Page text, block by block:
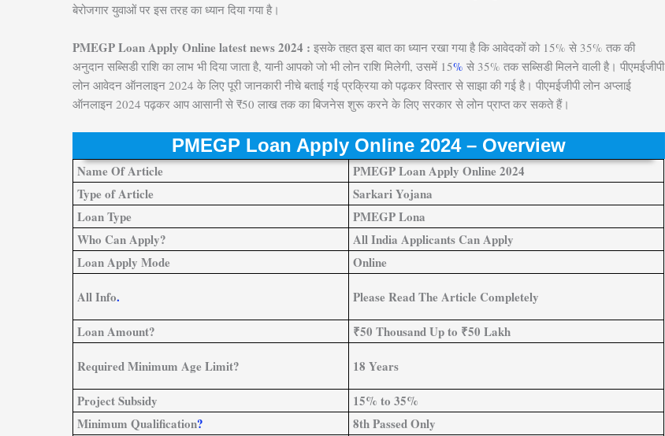
बेरोजगार युवाओं पर इस तरह का ध्यान दिया गया है।
PMEGP Loan Apply Online latest news 2024 : इसके तहत इस बात का ध्यान रखा गया है कि आवेदकों को 15% से 35% तक की
अनुदान सब्सिडी राशि का लाभ भी दिया जाता है, यानी आपको जो भी लोन राशि मिलेगी, उसमें 15% से 35% तक सब्सिडी मिलने वाली है। पीएमईजीपी
लोन आवेदन ऑनलाइन 2024 के लिए पूरी जानकारी नीचे बताई गई प्रक्रिया को पढ़कर विस्तार से साझा की गई है। पीएमईजीपी लोन अप्लाई
ऑनलाइन 2024 पढ़कर आप आसानी से ₹50 लाख तक का बिजनेस शुरू करने के लिए सरकार से लोन प्राप्त कर सकते हैं।
PMEGP Loan Apply Online 2024 – Overview
Name Of Article
PMEGP Loan Apply Online 2024
Type of Article
Sarkari Yojana
Loan Type
PMEGP Lona
Who Can Apply?
All India Applicants Can Apply
Loan Apply Mode
Online
All Info.
Please Read The Article Completely
Loan Amount?
₹50 Thousand Up to ₹50 Lakh
Required Minimum Age Limit?
18 Years
Project Subsidy
15% to 35%
Minimum Qualification?
8th Passed Only